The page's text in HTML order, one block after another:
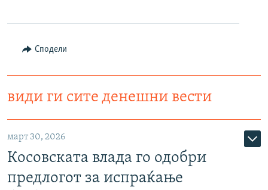
Сподели
види ги сите денешни вести
март 30, 2026
Косовската влада го одобри
предлогот за испраќање